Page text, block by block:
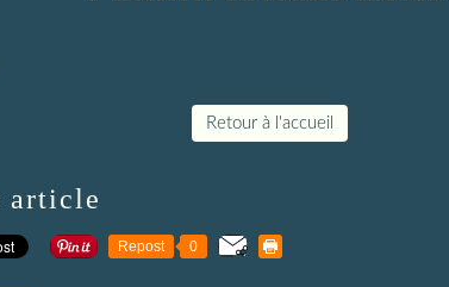
Retour à l'accueil
article
Repost 0